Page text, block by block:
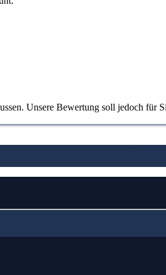
Unsere Bewertung soll jedoch für